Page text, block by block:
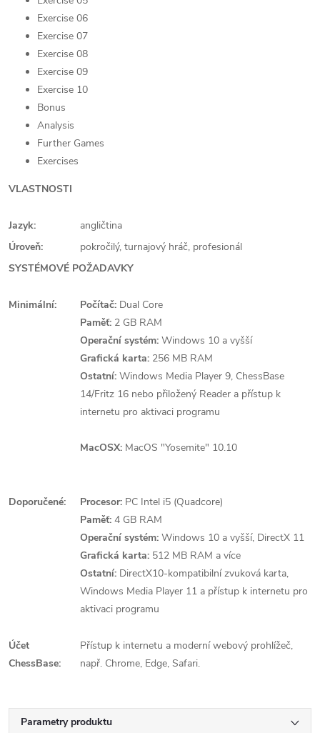
Exercise 06
Exercise 07
Exercise 08
Exercise 09
Exercise 10
Bonus
Analysis
Further Games
Exercises
VLASTNOSTI
Jazyk:
angličtina
Úroveň:
pokročilý, turnajový hráč, profesionál
SYSTÉMOVÉ POŽADAVKY
Minimální: Počítač: Dual Core
Paměť: 2 GB RAM
Operační systém: Windows 10 a vyšší
Grafická karta: 256 MB RAM
Ostatní: Windows Media Player 9, ChessBase
14/Fritz 16 nebo přiložený Reader a přístup k
internetu pro aktivaci programu
MacOSX: MacOS "Yosemite" 10.10
Doporučené: Procesor: PC Intel i5 (Quadcore)
Paměť: 4 GB RAM
Operační systém: Windows 10 a vyšší, DirectX 11
Grafická karta: 512 MB RAM a více
Ostatní: DirectX10-kompatibilní zvuková karta,
Windows Media Player 11 a přístup k internetu pro
aktivaci programu
Účet
ChessBase:
Přístup k internetu a moderní webový prohlížeč,
např. Chrome, Edge, Safari.
Parametry produktu